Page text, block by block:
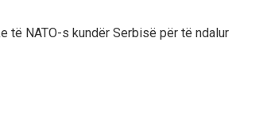
të NATO-s kundër Serbisë për të ndalur